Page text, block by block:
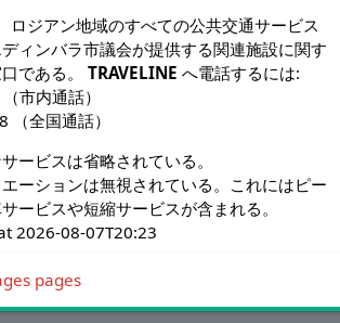
ロジアン地域のすべての公共交通サービス
ィンバラ市議会が提供する関連施設に関す
口である。TRAVELINE へ電話するには:
市内通話）
全国通話）
ービスは省略されている。
ーションは無視されている。これにはピー
ービスや短縮サービスが含まれる。
2026-08-07T20:23
pages